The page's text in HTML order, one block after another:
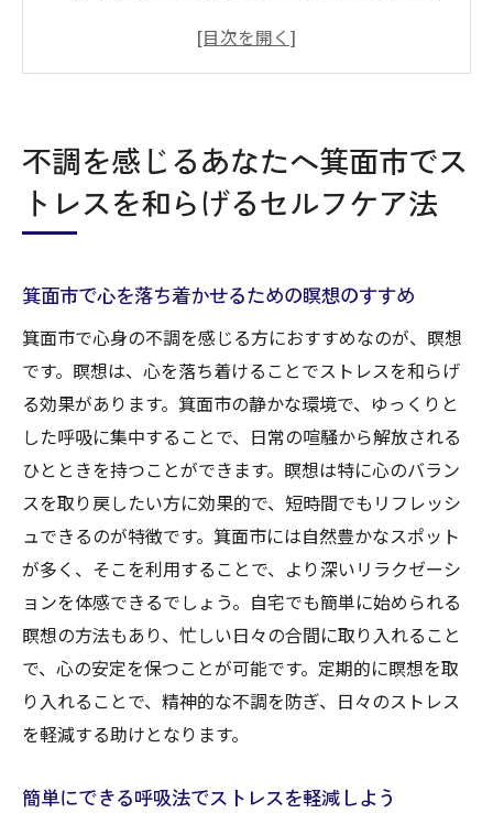
簡単にできる呼吸法でストレスを軽減しよ
すすめスポット
自宅でできる簡単なヨガで心身をリラック
ント
箕面市で手軽に受けられるアロマセラピー
の効果
箕面市で心身の不調を改善するための整体とセ
ルフケアのすすめ
筋膜リリース整体で不調の根本原因にアプ
ローチ
整体施術後のセルフケア方法を取り入れる
メリット
箕面市で評判の整体院を選ぶポイント
整体で得られるリラクゼーションの効果
体の歪みを整えるための定期的な施術の重
要性
テクニック
不調を感じるあなたへ箕面市でス
トレスを和らげるセルフケア法
箕面市で心を落ち着かせるための瞑想のすすめ
箕面市で心身の不調を感じる方におすすめなのが、瞑想
です。瞑想は、心を落ち着けることでストレスを和らげ
る効果があります。箕面市の静かな環境で、ゆっくりと
した呼吸に集中することで、日常の喧騒から解放される
ひとときを持つことができます。瞑想は特に心のバラン
スを取り戻したい方に効果的で、短時間でもリフレッシ
ュできるのが特徴です。箕面市には自然豊かなスポット
が多く、そこを利用することで、より深いリラクゼーシ
ョンを体感できるでしょう。自宅でも簡単に始められる
瞑想の方法もあり、忙しい日々の合間に取り入れること
で、心の安定を保つことが可能です。定期的に瞑想を取
り入れることで、精神的な不調を防ぎ、日々のストレス
を軽減する助けとなります。
簡単にできる呼吸法でストレスを軽減しよう